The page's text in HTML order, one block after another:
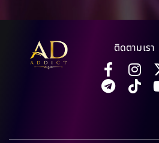
ติดตามเรา